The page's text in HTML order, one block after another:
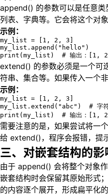
append() 的参数可以是任意类
列表、字典等。它会将这个对
示例：
my_list = [1, 2, 3]
my_list.append("hello")
print(my_list)  # 输出：[1,
extend() 的参数必须是一个可
符串、集合等。如果传入一个
示例：
my_list = [1, 2, 3]
my_list.extend("abc")  # 字符
print(my_list)  # 输出：
需要注意的是，如果尝试将一
给 extend()，程序会报错，提
三、对嵌套结构的影
由于 append() 会将整个对象
嵌套结构时会保留其原始形式
的内容逐个展开，形成扁平化的